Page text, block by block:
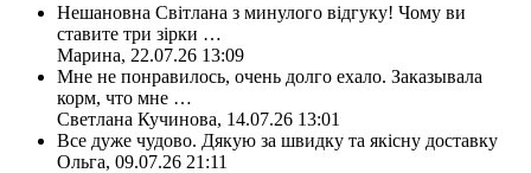
Нешановна Світлана з минулого відгуку! Чому ви
ставите три зірки …
Марина, 22.07.26 13:09
Мне не понравилось, очень долго ехало. Заказывала
корм, что мне …
Светлана Кучинова, 14.07.26 13:01
Все дуже чудово. Дякую за швидку та якісну доставку
Ольга, 09.07.26 21:11